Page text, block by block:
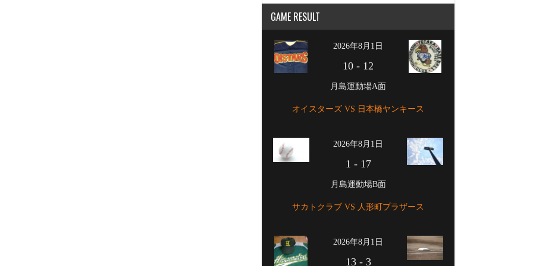
GAME RESULT
2026年8月1日
10 - 12
月島運動場A面
オイスターズ VS 日本橋ヤンキース
2026年8月1日
1 - 17
月島運動場B面
サカトクラブ VS 人形町プラザース
2026年8月1日
13- 3